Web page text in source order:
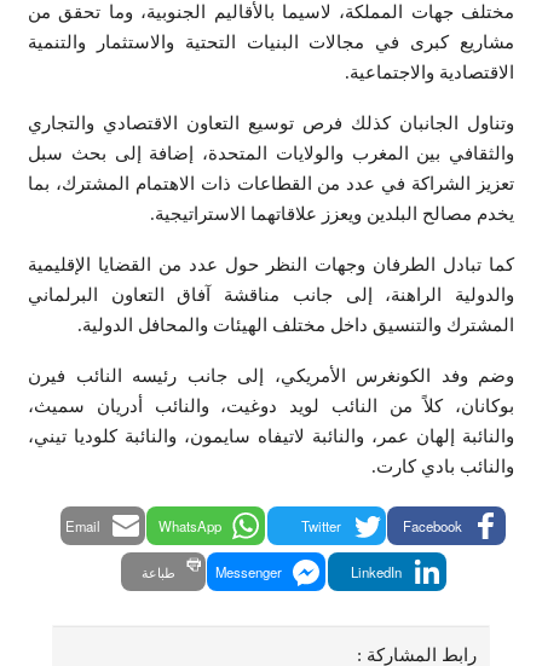
مختلف جهات المملكة، لاسيما بالأقاليم الجنوبية، وما تحقق من
مشاريع كبرى في مجالات البنيات التحتية والاستثمار والتنمية
الاقتصادية والاجتماعية.
وتناول الجانبان كذلك فرص توسيع التعاون الاقتصادي والتجاري
والثقافي بين المغرب والولايات المتحدة، إضافة إلى بحث سبل
تعزيز الشراكة في عدد من القطاعات ذات الاهتمام المشترك، بما
يخدم مصالح البلدين ويعزز علاقاتهما الاستراتيجية.
كما تبادل الطرفان وجهات النظر حول عدد من القضايا الإقليمية
والدولية الراهنة، إلى جانب مناقشة آفاق التعاون البرلماني
المشترك والتنسيق داخل مختلف الهيئات والمحافل الدولية.
وضم وفد الكونغرس الأمريكي، إلى جانب رئيسه النائب فيرن
بوكانان، كلاً من النائب لويد دوغيت، والنائب أدريان سميث،
والنائبة إلهان عمر، والنائبة لاتيفاه سايمون، والنائبة كلوديا تيني،
والنائب بادي كارت.
Facebook
Twitter
WhatsApp
Email
LinkedIn
Messenger طباعة
رابط المشاركة :